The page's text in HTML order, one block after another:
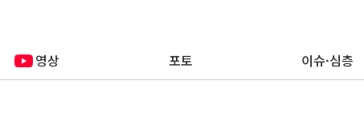
영상 포토 이슈·심층